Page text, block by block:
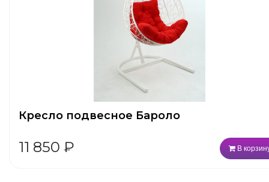
Кресло подвесное Бароло
11 850 ₽ В